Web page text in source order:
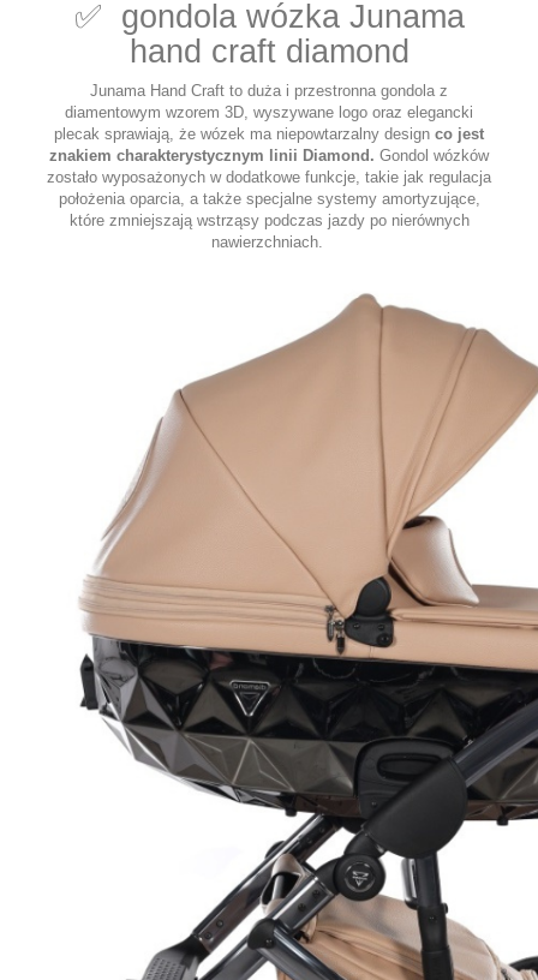
✅ gondola wózka Junama
hand craft diamond
Junama Hand Craft to duża i przestronna gondola z
diamentowym wzorem 3D, wyszywane logo oraz elegancki
plecak sprawiają, że wózek ma niepowtarzalny design co jest
znakiem charakterystycznym linii Diamond. Gondol wózków
zostało wyposażonych w dodatkowe funkcje, takie jak regulacja
położenia oparcia, a także specjalne systemy amortyzujące,
które zmniejszają wstrząsy podczas jazdy po nierównych
nawierzchniach.